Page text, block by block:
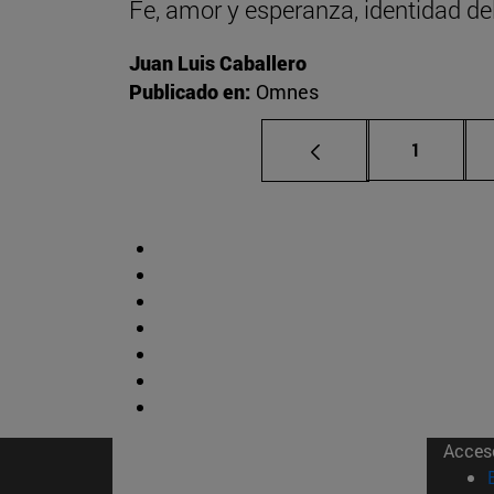
Fe, amor y esperanza, identidad
Juan Luis Caballero
Publicado en: Omnes
Página
1